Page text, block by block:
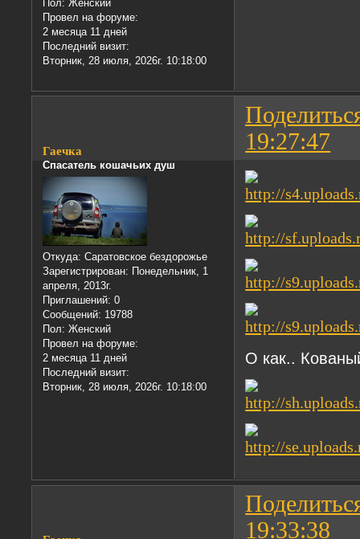
Пол: Женский
Провел на форуме:
2 месяца 11 дней
Последний визит:
Вторник, 28 июля, 2026г. 10:18:00
19:27:47
Гаечка
Спасатель кошачьих душ
Откуда: Саратовское бездорожье
Зарегистрирован: Понедельник, 1
апреля, 2013г.
Приглашений: 0
Сообщений: 19788
Пол: Женский
Провел на форуме:
2 месяца 11 дней
Последний визит:
Вторник, 28 июля, 2026г. 10:18:00
О как..
19:33:38